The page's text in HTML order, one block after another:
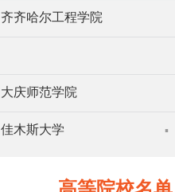
齐齐哈尔工程学院
大庆师范学院
佳木斯大学 ▪